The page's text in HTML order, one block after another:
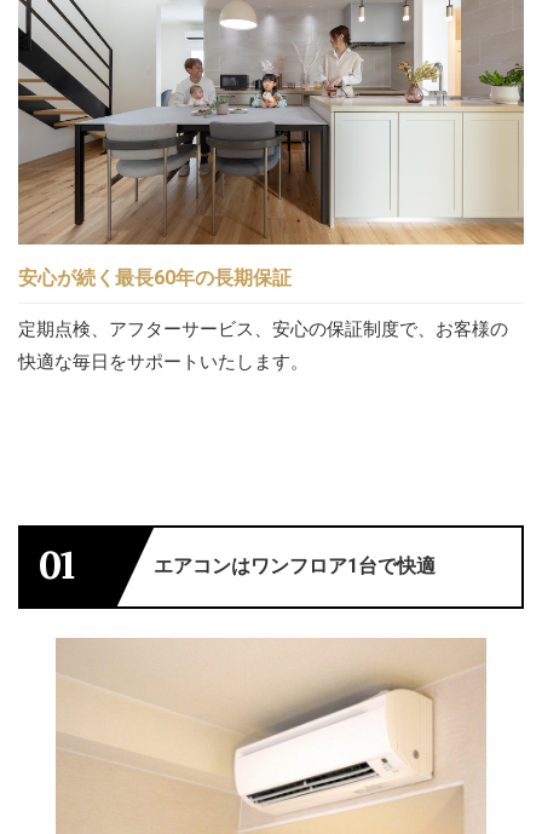
安心が続く最長60年の長期保証
定期点検、アフターサービス、安心の保証制度で、お客様の
快適な毎日をサポートいたします。
01 エアコンはワンフロア1台で快適